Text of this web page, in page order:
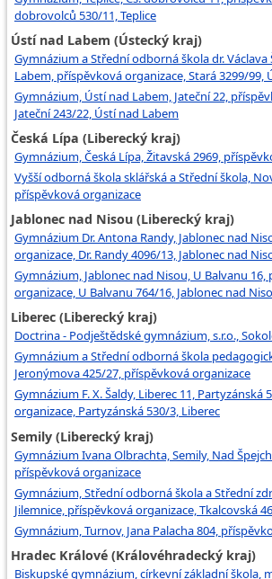
dobrovolců 530/11, Teplice
Ústí nad Labem (Ústecký kraj)
Gymnázium a Střední odborná škola dr. Václava
Labem, příspěvková organizace, Stará 3299/99,
Gymnázium, Ústí nad Labem, Jateční 22,
Jateční 243/22, Ústí nad Labem
Česká Lípa (Liberecký kraj)
Gymnázium, Česká Lípa, Žitavská 2969,
Vyšší odborná škola sklářská a Střední škola,
příspěvková organizace
Jablonec nad Nisou (Liberecký kraj)
Gymnázium Dr. Antona Randy, Jablonec nad
organizace, Dr. Randy 4096/13, Jablonec nad
Gymnázium, Jablonec nad Nisou, U Balvanu 16,
organizace, U Balvanu 764/16, Jablonec nad
Liberec (Liberecký kraj)
Doctrina - Podještědské gymnázium, s.r.o.,
Gymnázium a Střední odborná škola
Jeronýmova 425/27, příspěvková organizace
Gymnázium F. X. Šaldy, Liberec 11, Partyzánská
organizace, Partyzánská 530/3, Liberec
Semily (Liberecký kraj)
Gymnázium Ivana Olbrachta, Semily, Nad
příspěvková organizace
Gymnázium, Střední odborná škola a Střední
Jilemnice, příspěvková organizace, Tkalcovská
Gymnázium, Turnov, Jana Palacha 804,
Hradec Králové (Královéhradecký kraj)
Biskupské gymnázium, církevní základní škola,